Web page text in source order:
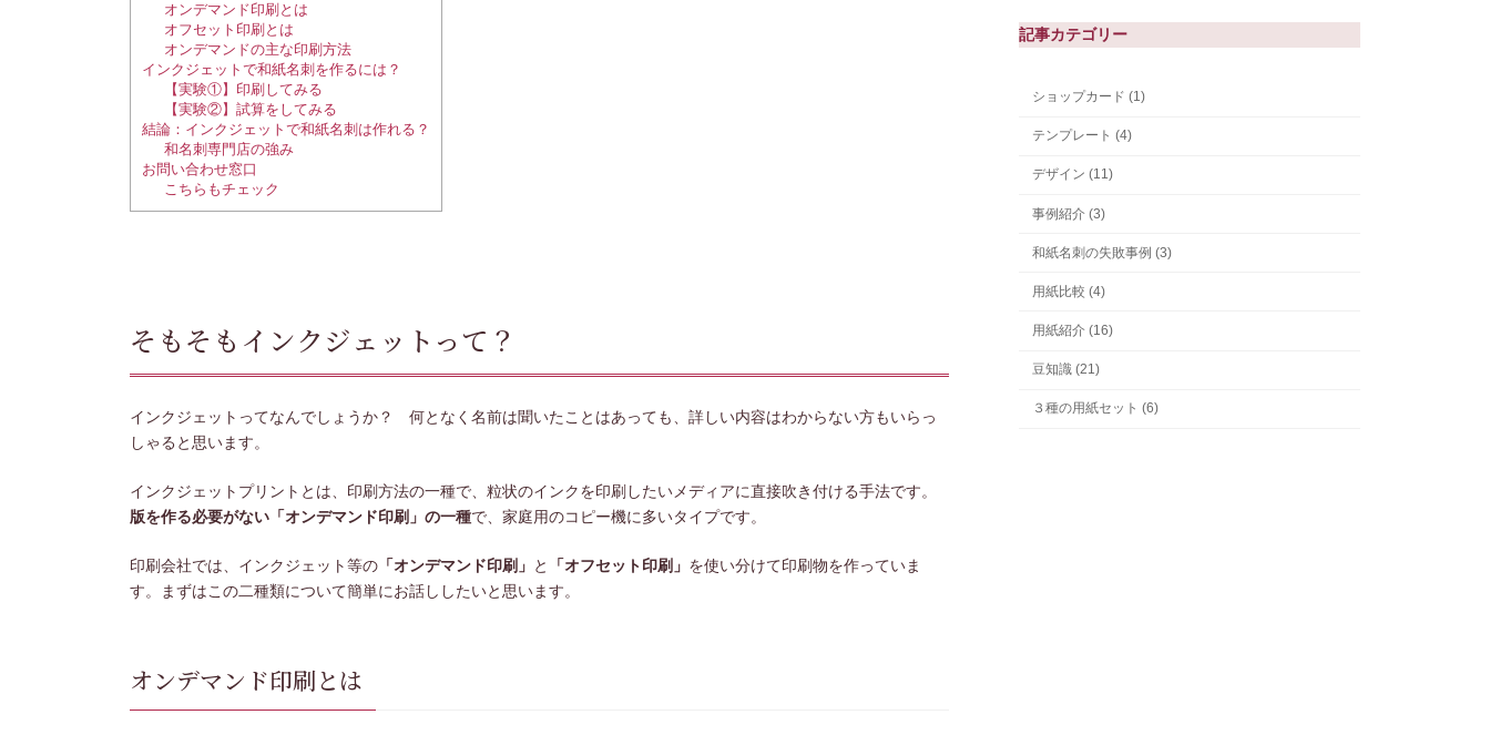
オンデマンド印刷とは
オフセット印刷とは
オンデマンドの主な印刷方法
インクジェットで和紙名刺を作るには？
【実験①】印刷してみる
【実験②】試算をしてみる
結論：インクジェットで和紙名刺は作れる？
和名刺専門店の強み
お問い合わせ窓口
こちらもチェック
そもそもインクジェットって？
インクジェットってなんでしょうか？ 何となく名前は聞いたことはあっても、詳しい内容はわからない方もいらっ
しゃると思います。
インクジェットプリントとは、印刷方法の一種で、粒状のインクを印刷したいメディアに直接吹き付ける手法です。
版を作る必要がない「オンデマンド印刷」の一種で、家庭用のコピー機に多いタイプです。
印刷会社では、インクジェット等の 「オンデマンド印刷」 と 「オフセット印刷」 を使い分けて印刷物を作っていま
す。まずはこの二種類について簡単にお話ししたいと思います。
オンデマンド印刷とは
記事カテゴリー
ショップカード (1)
テンプレート (4)
デザイン (11)
事例紹介 (3)
和紙名刺の失敗事例 (3)
用紙比較 (4)
用紙紹介 (16)
豆知識 (21)
３種の用紙セット (6)